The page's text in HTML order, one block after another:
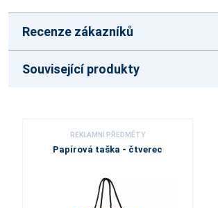
Recenze zákazníků
Související produkty
REKLAMNÍ PŘEDMĚTY
Papírová taška - čtverec